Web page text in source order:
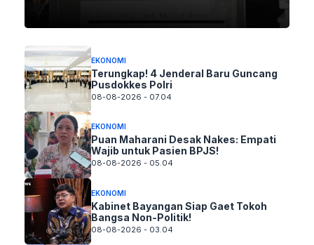
EKONOMI
Terungkap! 4 Jenderal Baru Guncang
Pusdokkes Polri
08-08-2026 - 07.04
EKONOMI
Puan Maharani Desak Nakes: Empati
Wajib untuk Pasien BPJS!
08-08-2026 - 05.04
EKONOMI
Kabinet Bayangan Siap Gaet Tokoh
Bangsa Non-Politik!
08-08-2026 - 03.04